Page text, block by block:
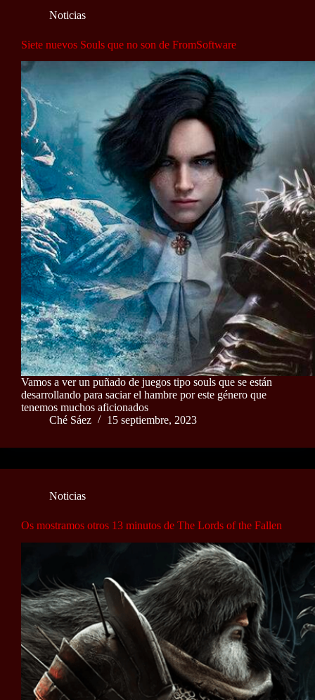
Noticias
Siete nuevos Souls que no son de FromSoftware
Vamos a ver un puñado de juegos tipo souls que se están
desarrollando para saciar el hambre por este género que
tenemos muchos aficionados
Ché Sáez
15 septiembre, 2023
Noticias
Os mostramos otros 13 minutos de The Lords of the Fallen